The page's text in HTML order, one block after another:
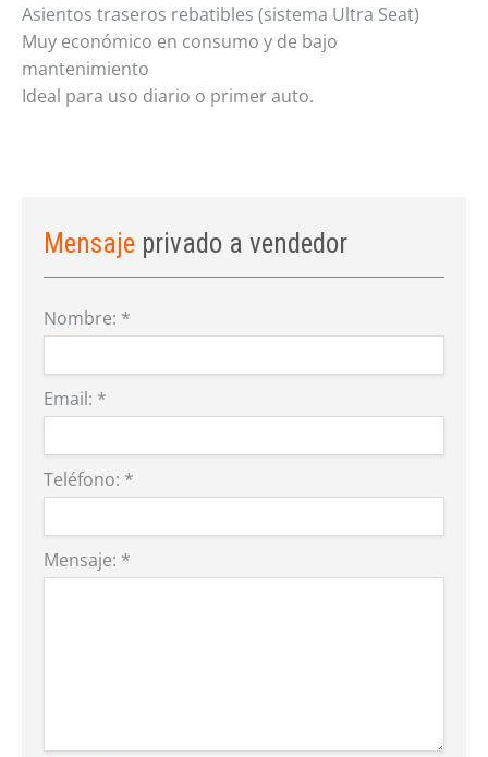
Asientos traseros rebatibles (sistema Ultra Seat)
Muy económico en consumo y de bajo
mantenimiento
Ideal para uso diario o primer auto.
Mensaje privado a vendedor
Nombre: *
Email: *
Teléfono: *
Mensaje: *